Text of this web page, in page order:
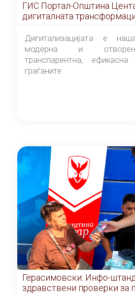
ГИС Портал-Општина
дигиталната
Дигитализацијата е
модерна и
транспарентна,
граѓаните.
Герасимовски: Инфо-
здравствени проверки за